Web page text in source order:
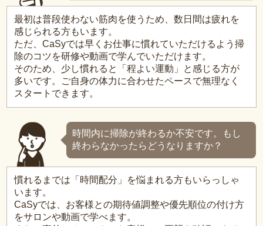
最初は普段使わない筋肉を使うため、数日間は疲れを
感じられる方もいます。
ただ、CaSyでは早くお仕事に慣れていただけるよう掃
除のコツを研修や動画で学んでいただけます。
そのため、少し慣れると「程よい運動」と感じる方が
多いです。ご自身の体力に合わせたペースで無理なく
スタートできます。
時間内に掃除が終わるか不安です。もし
終わらなかったらどうなりますか？
慣れるまでは「時間配分」を悩まれる方もいらっしゃ
います。
CaSyでは、お客様との期待値調整や優先順位の付け方
をサロンや動画で学べます。